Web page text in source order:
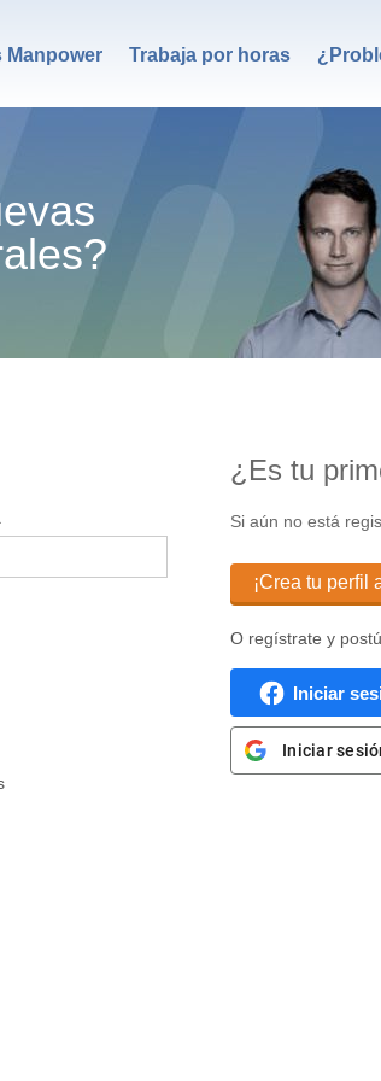
Manpower Trabaja por horas
¿Es tu
Si aún no está
¡Crea tu perfil
O regístrate y
Iniciar
Iniciar